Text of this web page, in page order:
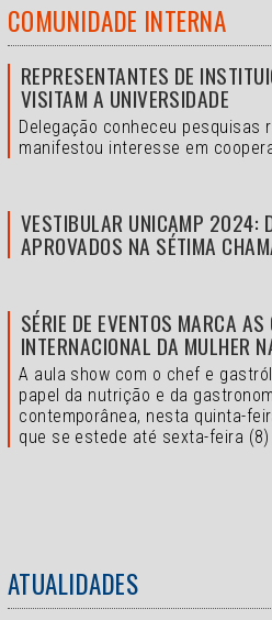
COMUNIDADE INTERNA
REPRESENTANTES DE
VISITAM A UNIVERSIDADE
Delegação conheceu pesquisas
manifestou interesse em
VESTIBULAR UNICAMP 2024:
APROVADOS NA SÉTIMA
SÉRIE DE EVENTOS MARCA
INTERNACIONAL DA MULHER
A aula show com o chef e
papel da nutrição e da
contemporânea, nesta quinta-
que se estede até sexta-feira (8)
ATUALIDADES